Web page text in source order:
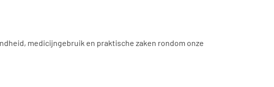
medicijngebruik en praktische zaken rondom onze